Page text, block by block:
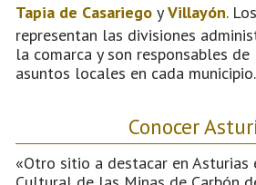
Tapia de Casariego yVillayón.
representan las divisiones
la comarca y son responsables
asuntos locales en cada municipio.
Conocer
«Otro sitio a destacar en Asturias